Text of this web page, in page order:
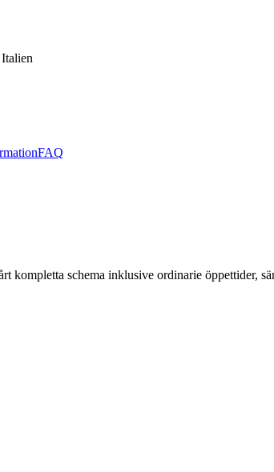
FAQ
kompletta schema inklusive ordinarie öppettider,